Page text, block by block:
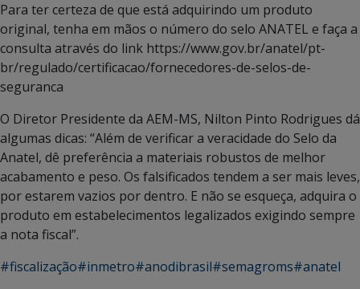
Para ter certeza de que está adquirindo um produto
original, tenha em mãos o número do selo ANATEL e faça a
consulta através do link https://www.gov.br/anatel/pt-
br/regulado/certificacao/fornecedores-de-selos-de-
seguranca
O Diretor Presidente da AEM-MS, Nilton Pinto Rodrigues dá
algumas dicas: “Além de verificar a veracidade do Selo da
Anatel, dê preferência a materiais robustos de melhor
acabamento e peso. Os falsificados tendem a ser mais leves,
por estarem vazios por dentro. E não se esqueça, adquira o
produto em estabelecimentos legalizados exigindo sempre
a nota fiscal”.
#fiscalização#inmetro#anodibrasil#semagroms#anatel